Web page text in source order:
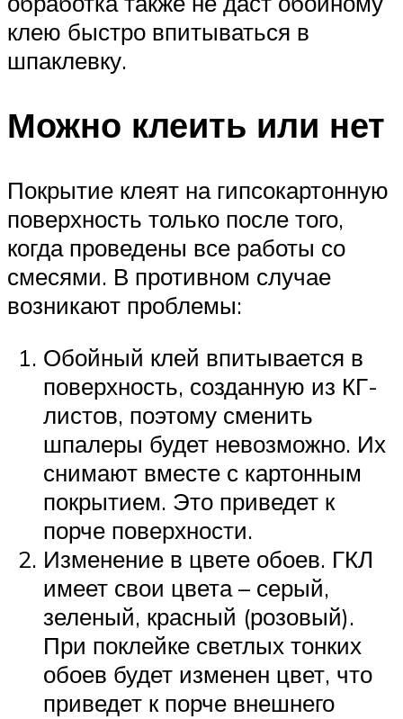
клею быстро впитываться в
шпаклевку.
Можно клеить или нет
Покрытие клеят на гипсокартонную
поверхность только после того,
когда проведены все работы со
смесями. В противном случае
возникают проблемы:
Обойный клей впитывается в
поверхность, созданную из КГ-
листов, поэтому сменить
шпалеры будет невозможно. Их
снимают вместе с картонным
покрытием. Это приведет к
порче поверхности.
Изменение в цвете обоев. ГКЛ
имеет свои цвета – серый,
зеленый, красный (розовый).
При поклейке светлых тонких
обоев будет изменен цвет, что
приведет к порче внешнего